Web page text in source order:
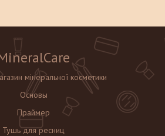
мінеральної косметики
Основы
Праймер
Тушь для ресниц